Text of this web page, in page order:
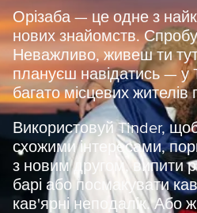
о
р
і
н
к
а
T
i
n
d
e
r
Орізаба — це одне з
нових знайомств.
Неважливо, живеш ти
плануєш навідатись — у
багато місцевих
Використовуй Tinder, щоб
схожими інтересами,
з новим другом, випити
барі або посмакувати
кав'ярні неподалік. Або